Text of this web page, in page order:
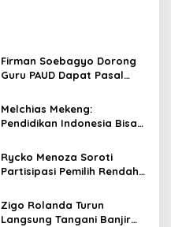
Firman Soebagyo Dorong
Guru PAUD Dapat Pasal
Melchias Mekeng:
Pendidikan Indonesia Bisa
Diabaikan
Rycko Menoza Soroti
Partisipasi Pemilih Rendah
Edukasi Politik
Zigo Rolanda Turun
Langsung Tangani Banjir